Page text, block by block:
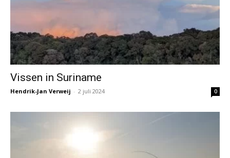
Vissen in Suriname
Hendrik-Jan Verweij - 2 juli 2024 0